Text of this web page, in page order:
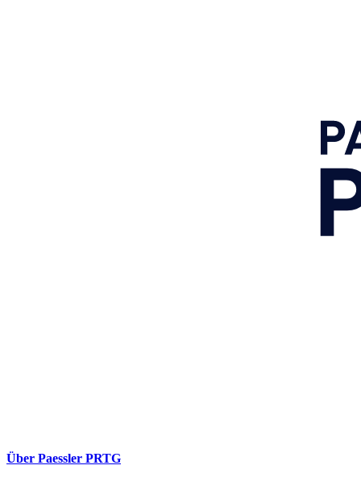
Über Paessler PRTG